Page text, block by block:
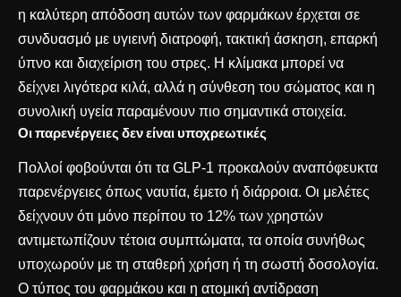
η καλύτερη απόδοση αυτών των φαρμάκων έρχεται σε
συνδυασμό με υγιεινή διατροφή, τακτική άσκηση, επαρκή
ύπνο και διαχείριση του στρες. Η κλίμακα μπορεί να
δείχνει λιγότερα κιλά, αλλά η σύνθεση του σώματος και η
συνολική υγεία παραμένουν πιο σημαντικά στοιχεία.
Οι παρενέργειες δεν είναι υποχρεωτικές
Πολλοί φοβούνται ότι τα GLP-1 προκαλούν αναπόφευκτα
παρενέργειες όπως ναυτία, έμετο ή διάρροια. Οι μελέτες
δείχνουν ότι μόνο περίπου το 12% των χρηστών
αντιμετωπίζουν τέτοια συμπτώματα, τα οποία συνήθως
υποχωρούν με τη σταθερή χρήση ή τη σωστή δοσολογία.
Ο τύπος του φαρμάκου και η ατομική αντίδραση